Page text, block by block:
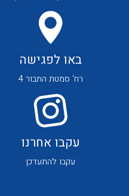
באו לפגישה
רח' סמטת התבור 4
עקבו אחרנו
עקבו להתעדכן